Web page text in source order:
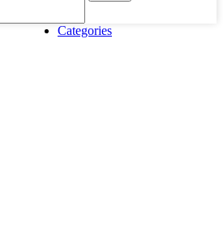
Categories